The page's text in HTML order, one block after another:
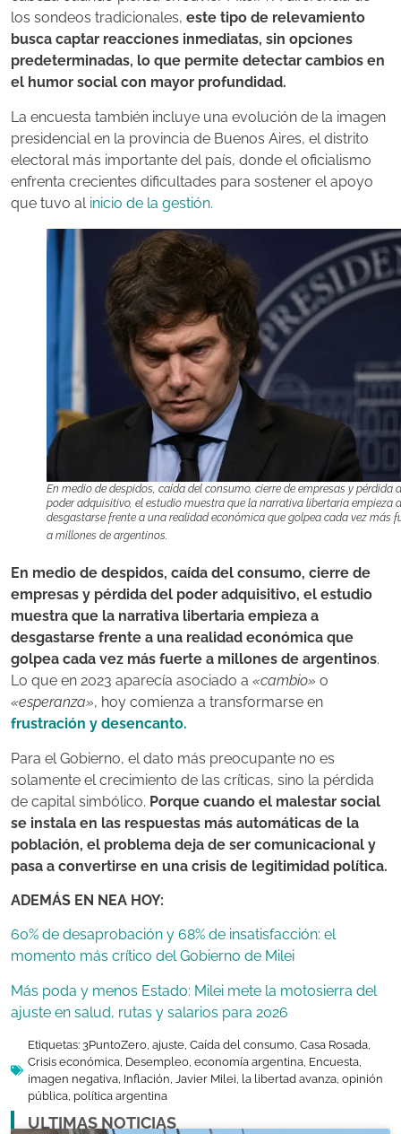
los sondeos tradicionales, este tipo de relevamiento
busca captar reacciones inmediatas, sin opciones
predeterminadas, lo que permite detectar cambios en
el humor social con mayor profundidad.
La encuesta también incluye una evolución de la imagen
presidencial en la provincia de Buenos Aires, el distrito
electoral más importante del país, donde el oficialismo
enfrenta crecientes dificultades para sostener el apoyo
que tuvo al inicio de la gestión.
En medio de despidos, caída del consumo, cierre de empresas y pérdida
poder adquisitivo, el estudio muestra que la narrativa libertaria empieza a
desgastarse frente a una realidad económica que golpea cada vez más
a millones de argentinos.
En medio de despidos, caída del consumo, cierre de
empresas y pérdida del poder adquisitivo, el estudio
muestra que la narrativa libertaria empieza a
desgastarse frente a una realidad económica que
golpea cada vez más fuerte a millones de argentinos.
Lo que en 2023 aparecía asociado a «cambio» o
«esperanza», hoy comienza a transformarse en
frustración y desencanto.
Para el Gobierno, el dato más preocupante no es
solamente el crecimiento de las críticas, sino la pérdida
de capital simbólico. Porque cuando el malestar social
se instala en las respuestas más automáticas de la
población, el problema deja de ser comunicacional y
pasa a convertirse en una crisis de legitimidad política.
ADEMÁS EN NEA HOY:
60% de desaprobación y 68% de insatisfacción: el
momento más crítico del Gobierno de Milei
Más poda y menos Estado: Milei mete la motosierra del
ajuste en salud, rutas y salarios para 2026
Etiquetas: 3PuntoZero, ajuste, Caída del consumo, Casa Rosada,
Crisis económica, Desempleo, economía argentina, Encuesta,
imagen negativa, Inflación, Javier Milei, la libertad avanza, opinión
pública, política argentina
ULTIMAS NOTICIAS